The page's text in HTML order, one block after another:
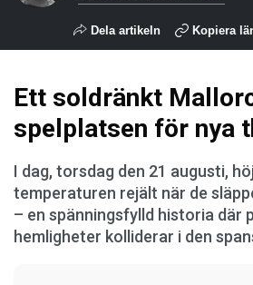
Dela artikeln Kopiera
Ett soldränkt
spelplatsen för nya
I dag, torsdag den 21 augusti,
temperaturen rejält när de
– en spänningsfylld historia där
hemligheter kolliderar i den